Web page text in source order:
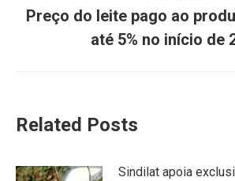
Preço do leite pago ao
até 5% no início de
Related Posts
Sindilat apoia